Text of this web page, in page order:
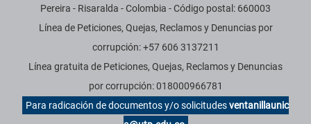
Pereira - Risaralda - Colombia - Código postal: 660003
Línea de Peticiones, Quejas, Reclamos y Denuncias por
corrupción: +57 606 3137211
Línea gratuita de Peticiones, Quejas, Reclamos y Denuncias
por corrupción: 018000966781
Para radicación de documentos y/o solicitudesventanillaunic